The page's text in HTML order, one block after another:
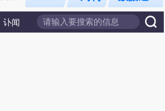
讣闻